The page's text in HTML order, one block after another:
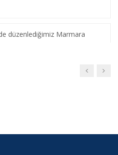
düzenlediğimiz Marmara
Etki Fikir Maratonu: MARMARA
başlığı ile yer aldı.